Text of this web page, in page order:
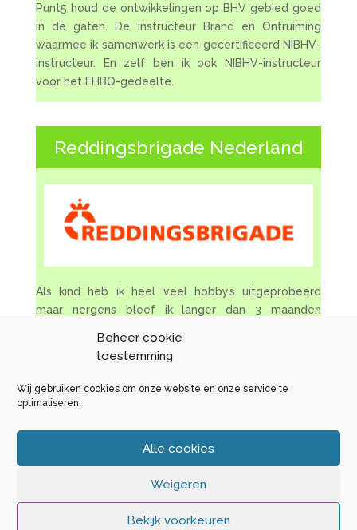
Beheer cookie
toestemming
Wij gebruiken cookies om onze website en onze service te
optimaliseren.
Alle cookies
Weigeren
Bekijk voorkeuren
Punt5 houd de ontwikkelingen op BHV gebied goed
in de gaten. De instructeur Brand en Ontruiming
waarmee ik samenwerk is een gecertificeerd NIBHV-
instructeur. En zelf ben ik ook NIBHV-instructeur
voor het EHBO-gedeelte.
Reddingsbrigade Nederland
Als kind heb ik heel veel hobby’s uitgeprobeerd
maar nergens bleef ik langer dan 3 maanden
Reddingsbrigades langs de kust of elders in het
op en aan het water? Bezoek dan de site van RN.